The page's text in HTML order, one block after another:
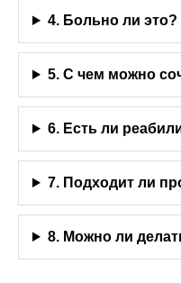
4. Больно ли это?
5. С чем можно
6. Есть ли
7. Подходит ли
8. Можно ли